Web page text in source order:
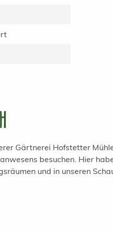
Gärtnerei Hofstetter
besuchen. Hier
und in unseren